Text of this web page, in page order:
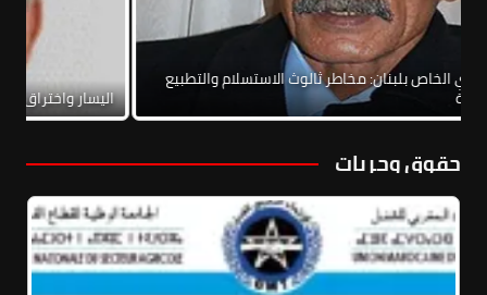
الاتفاق الإطاري الخاص بلبنان: مخاطر ثالوث الاستسلام والتطبيع
والحرب الأهلية
حقوق وحريات